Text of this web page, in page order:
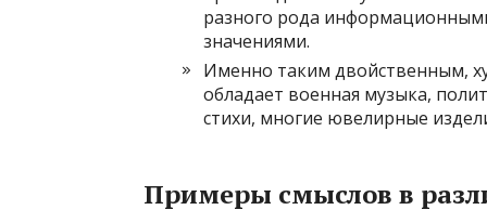
разного рода
значениями.
Именно таким двойственным,
обладает военная музыка,
стихи, многие ювелирные
Примеры смыслов в